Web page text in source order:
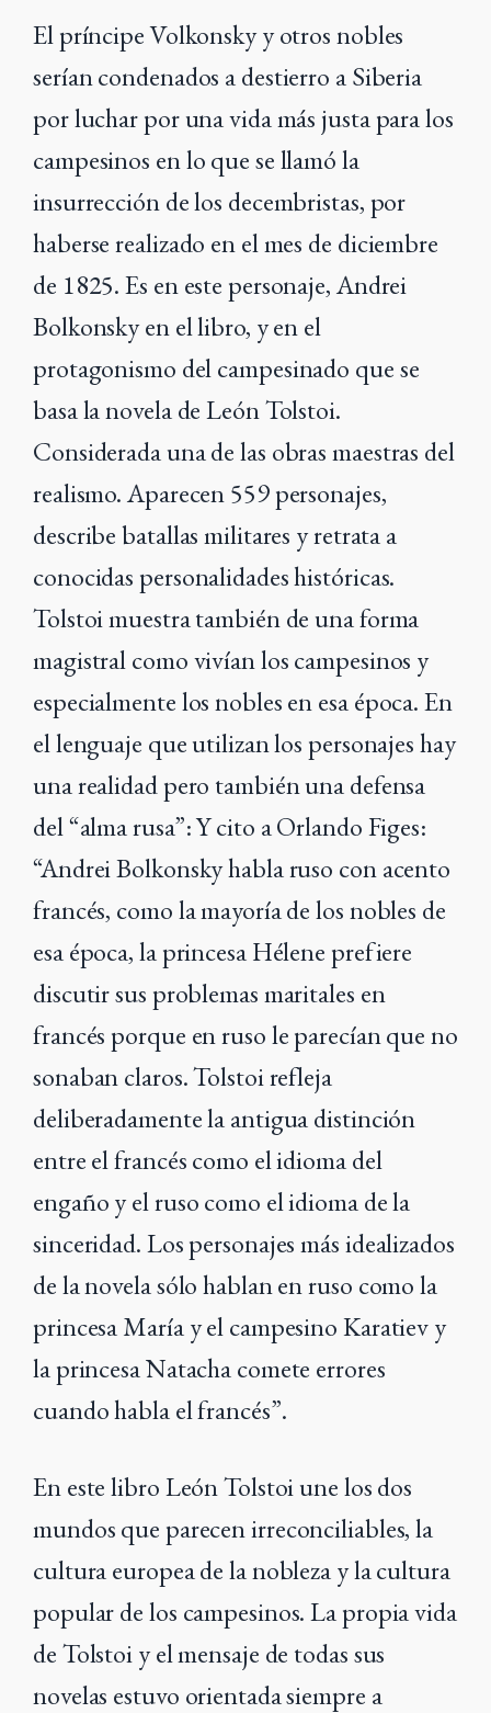
El príncipe Volkonsky y otros nobles
serían condenados a destierro a Siberia
por luchar por una vida más justa para los
campesinos en lo que se llamó la
insurrección de los decembristas, por
haberse realizado en el mes de diciembre
de 1825. Es en este personaje, Andrei
Bolkonsky en el libro, y en el
protagonismo del campesinado que se
basa la novela de León Tolstoi.
Considerada una de las obras maestras del
realismo. Aparecen 559 personajes,
describe batallas militares y retrata a
conocidas personalidades históricas.
Tolstoi muestra también de una forma
magistral como vivían los campesinos y
especialmente los nobles en esa época. En
el lenguaje que utilizan los personajes hay
una realidad pero también una defensa
del “alma rusa”: Y cito a Orlando Figes:
“Andrei Bolkonsky habla ruso con acento
francés, como la mayoría de los nobles de
esa época, la princesa Hélene prefiere
discutir sus problemas maritales en
francés porque en ruso le parecían que no
sonaban claros. Tolstoi refleja
deliberadamente la antigua distinción
entre el francés como el idioma del
engaño y el ruso como el idioma de la
sinceridad. Los personajes más idealizados
de la novela sólo hablan en ruso como la
princesa María y el campesino Karatiev y
la princesa Natacha comete errores
cuando habla el francés”.
En este libro León Tolstoi une los dos
mundos que parecen irreconciliables, la
cultura europea de la nobleza y la cultura
popular de los campesinos. La propia vida
de Tolstoi y el mensaje de todas sus
novelas estuvo orientada siempre a